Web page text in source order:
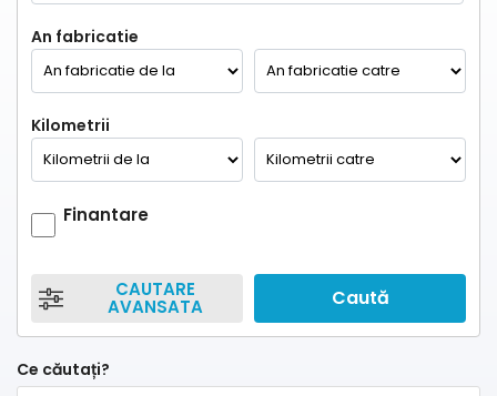
An fabricatie
Kilometrii
Finantare
CAUTARE
AVANSATA Caută
Ce căutați?